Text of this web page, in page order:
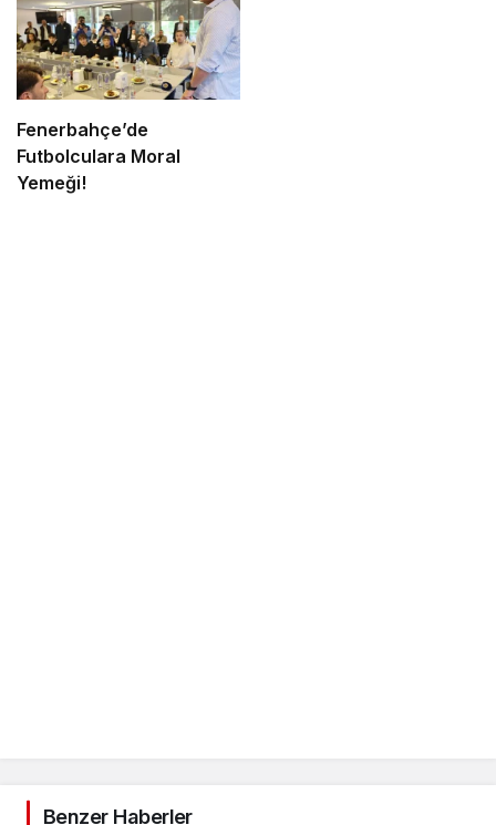
Fenerbahçe’de
Futbolculara Moral
Yemeği!
Benzer Haberler